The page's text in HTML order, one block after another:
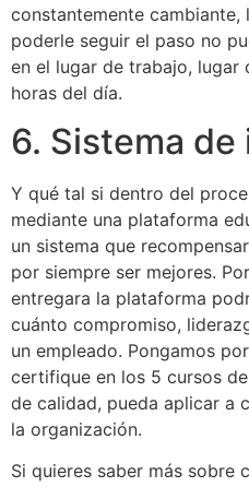
constantemente cambiante,
poderle seguir el paso no
en el lugar de trabajo, lugar
horas del día.
6. Sistema
Y qué tal si dentro del
mediante una plataforma
un sistema que
por siempre ser mejores.
entregara la plataforma
cuánto compromiso,
un empleado. Pongamos
certifique en los 5 cursos
de calidad, pueda aplicar a
la organización.
Si quieres saber más sobre